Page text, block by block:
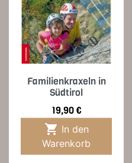
Familienkraxeln in
Südtirol
Preis
19,90 €

Warenkorb